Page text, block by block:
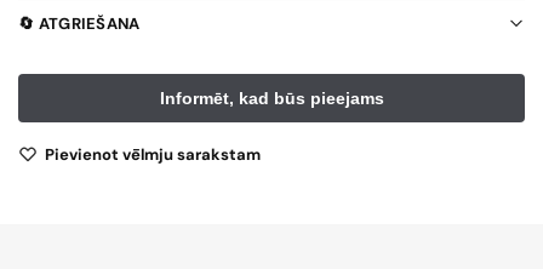
🔄 ATGRIEŠANA
Pievienot vēlmju sarakstam